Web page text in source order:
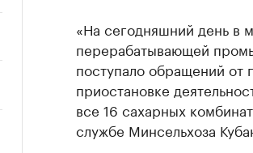
«На сегодняшний день в
перерабатывающей
поступало обращений от
приостановке
все 16 сахарных
службе Минсельхоза